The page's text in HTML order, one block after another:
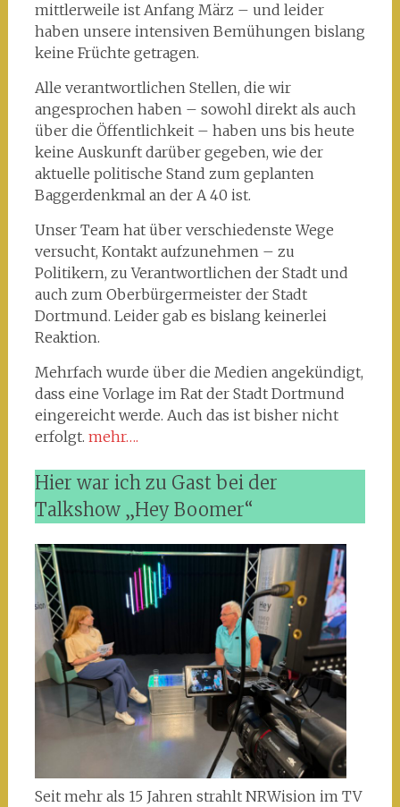
mittlerweile ist Anfang März – und leider
haben unsere intensiven Bemühungen bislang
keine Früchte getragen.
Alle verantwortlichen Stellen, die wir
angesprochen haben – sowohl direkt als auch
über die Öffentlichkeit – haben uns bis heute
keine Auskunft darüber gegeben, wie der
aktuelle politische Stand zum geplanten
Baggerdenkmal an der A 40 ist.
Unser Team hat über verschiedenste Wege
versucht, Kontakt aufzunehmen – zu
Politikern, zu Verantwortlichen der Stadt und
auch zum Oberbürgermeister der Stadt
Dortmund. Leider gab es bislang keinerlei
Reaktion.
Mehrfach wurde über die Medien angekündigt,
dass eine Vorlage im Rat der Stadt Dortmund
eingereicht werde. Auch das ist bisher nicht
erfolgt. mehr….
Hier war ich zu Gast bei der
Talkshow „Hey Boomer“
Seit mehr als 15 Jahren strahlt NRWision im TV